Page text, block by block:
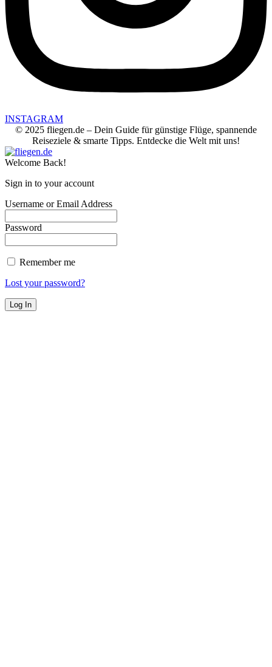
INSTAGRAM
© 2025 fliegen.de – Dein Guide für günstige Flüge, spannende
Reiseziele & smarte Tipps. Entdecke die Welt mit uns!
Welcome Back!
Sign in to your account
Username or Email Address
Password
Remember me
Lost your password?